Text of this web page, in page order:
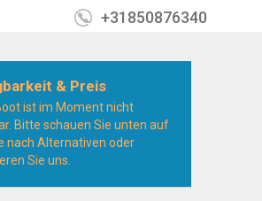
+31850876340
& Preis
ist im Moment nicht
Bitte schauen Sie unten auf
nach Alternativen oder
Sie uns.